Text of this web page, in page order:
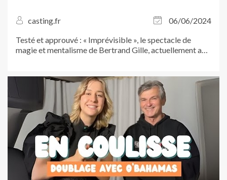
casting.fr
06/06/2024
Testé et approuvé : « Imprévisible », le spectacle de
magie et mentalisme de Bertrand Gille, actuellement au